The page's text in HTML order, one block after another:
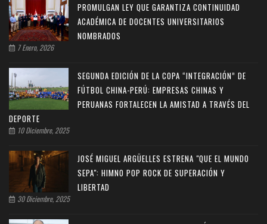
PROMULGAN LEY QUE GARANTIZA CONTINUIDAD
ACADÉMICA DE DOCENTES UNIVERSITARIOS
NOMBRADOS
7 Enero, 2026
SEGUNDA EDICIÓN DE LA COPA “INTEGRACIÓN” DE
FÚTBOL CHINA-PERÚ: EMPRESAS CHINAS Y
PERUANAS FORTALECEN LA AMISTAD A TRAVÉS DEL
DEPORTE
10 Diciembre, 2025
JOSÉ MIGUEL ARGÜELLES ESTRENA "QUE EL MUNDO
SEPA": HIMNO POP ROCK DE SUPERACIÓN Y
LIBERTAD
30 Diciembre, 2025